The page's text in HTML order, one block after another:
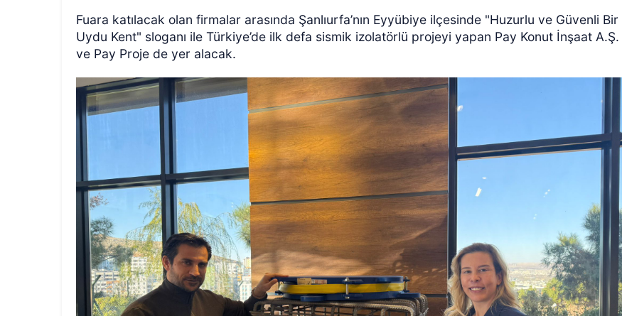
Fuara katılacak olan firmalar arasında Şanlıurfa’nın Eyyübiye ilçesinde "Huzurlu ve Güvenli Bir
Uydu Kent" sloganı ile Türkiye’de ilk defa sismik izolatörlü projeyi yapan Pay Konut İnşaat A.Ş.
ve Pay Proje de yer alacak.